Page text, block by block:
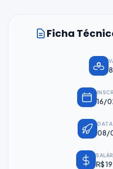
Ficha
16/
08/
R$